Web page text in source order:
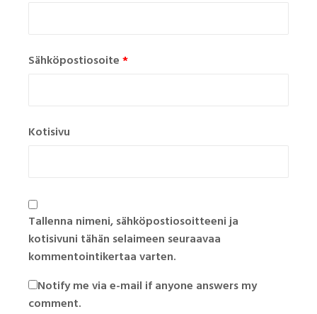
Sähköpostiosoite*
Kotisivu
Tallenna nimeni, sähköpostiosoitteeni ja
kotisivuni tähän selaimeen seuraavaa
kommentointikertaa varten.
Notify me via e-mail if anyone answers my
comment.